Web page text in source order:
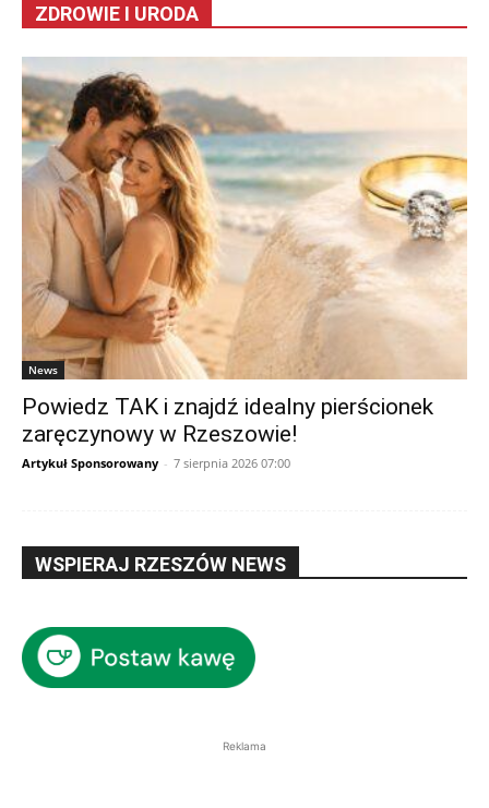
ZDROWIE I URODA
News
Powiedz TAK i znajdź idealny pierścionek
zaręczynowy w Rzeszowie!
Artykuł Sponsorowany - 7 sierpnia 2026 07:00
WSPIERAJ RZESZÓW NEWS
Reklama